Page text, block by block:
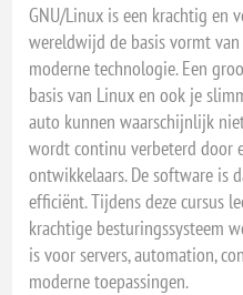
GNU/Linux is een krachtig en
wereldwijd de basis vormt
moderne technologie. Een
basis van Linux en ook je
auto kunnen waarschijnlijk
wordt continu verbeterd door
ontwikkelaars. De software is
efficiënt. Tijdens deze cursus
krachtige besturingssysteem
is voor servers, automation,
moderne toepassingen.